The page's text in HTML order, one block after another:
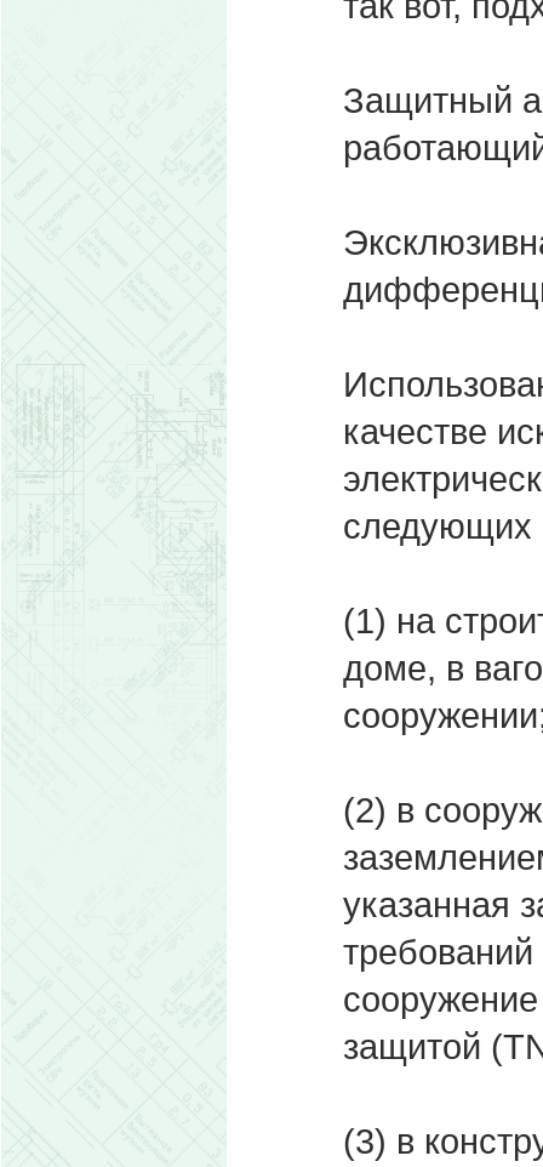
Защитный
качестве
следующих
(1) на
доме, в
(2) в
указанная
защитой
(3) в